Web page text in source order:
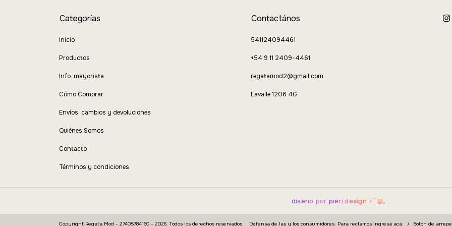
Categorías
Inicio
Productos
Info. mayorista
Cómo Comprar
Envíos, cambios y devoluciones
Quiénes Somos
Contacto
Términos y condiciones
Contactános
541124094461
+54 9 11 2409-4461
regatamod2@gmail.com
Lavalle 1206 4G
diseño por pieri.design ⋆˚꩜｡
Copyright Regata Mod - 27405784160 - 2026. Todos los derechos reservados. Defensa de las y los consumidores. Para reclamos ingresá acá. / Botón de